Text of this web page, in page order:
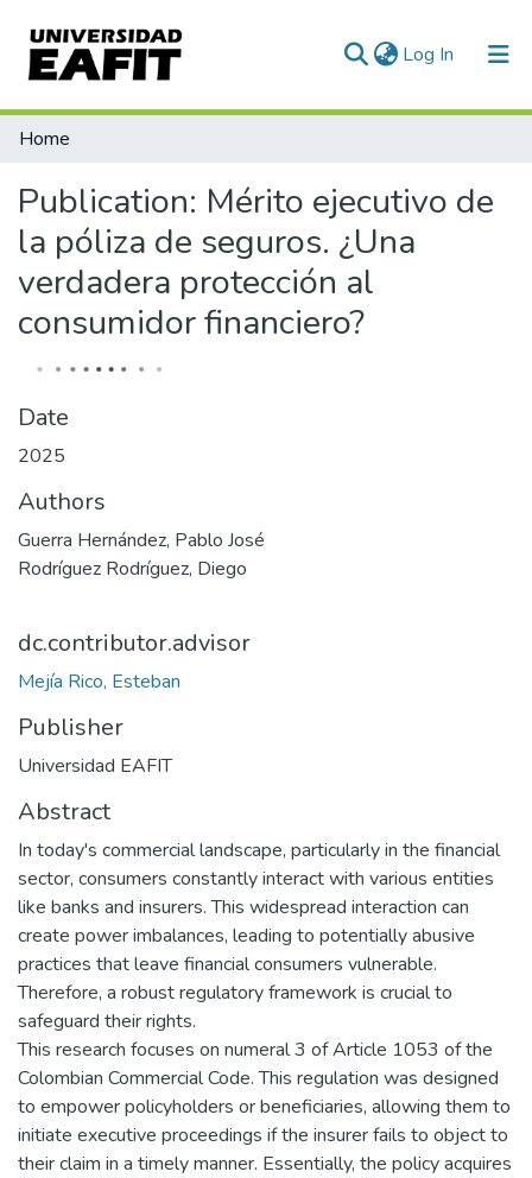
Log In (current)
Communities & Collections
Statistics
Home
Publication: Mérito ejecutivo de
la póliza de seguros. ¿Una
verdadera protección al
consumidor financiero?
Date
2025
Authors
Guerra Hernández, Pablo José
Rodríguez Rodríguez, Diego
dc.contributor.advisor
Mejía Rico, Esteban
Publisher
Universidad EAFIT
Abstract
In today's commercial landscape, particularly in the financial
sector, consumers constantly interact with various entities
like banks and insurers. This widespread interaction can
create power imbalances, leading to potentially abusive
practices that leave financial consumers vulnerable.
Therefore, a robust regulatory framework is crucial to
safeguard their rights.
This research focuses on numeral 3 of Article 1053 of the
Colombian Commercial Code. This regulation was designed
to empower policyholders or beneficiaries, allowing them to
initiate executive proceedings if the insurer fails to object to
their claim in a timely manner. Essentially, the policy acquires